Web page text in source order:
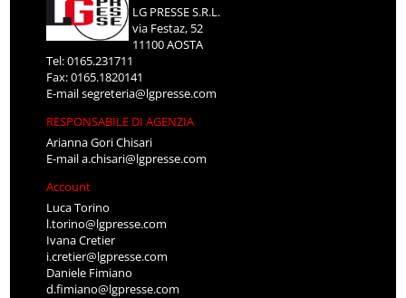
LG PRESSE S.R.L.
via Festaz, 52
11100 AOSTA
Tel: 0165.231711
Fax: 0165.1820141
E-mailsegreteria@lgpresse.com
RESPONSABILE DI AGENZIA
Arianna Gori Chisari
E-maila.chisari@lgpresse.com
Account
Luca Torino
l.torino@lgpresse.com
Ivana Cretier
i.cretier@lgpresse.com
Daniele Fimiano
d.fimiano@lgpresse.com